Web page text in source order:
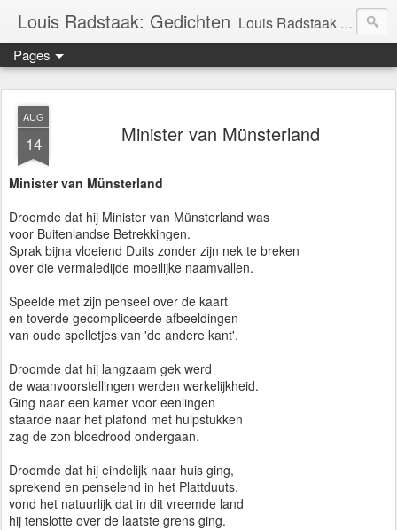
Louis Radstaak: Gedichten Louis Radstaak trad o.a. op bij: • Deventer Dichterscafé • Kopwit te Zutphen • 'Apollo' te Harderwijk • Bibliotheek Groningen • Prinsentuin te Groningen • Dat Bolwerck te Zutphen
Pages
AUG
14 Minister van Münsterland
Minister van Münsterland
Droomde dat hij Minister van Münsterland was
voor Buitenlandse Betrekkingen.
Sprak bijna vloeiend Duits zonder zijn nek te breken
over die vermaledijde moeilijke naamvallen.
Speelde met zijn penseel over de kaart
en toverde gecompliceerde afbeeldingen
van oude spelletjes van 'de andere kant'.
Droomde dat hij langzaam gek werd
de waanvoorstellingen werden werkelijkheid.
Ging naar een kamer voor eenlingen
staarde naar het plafond met hulpstukken
zag de zon bloedrood ondergaan.
Droomde dat hij eindelijk naar huis ging,
sprekend en penselend in het Plattduuts.
vond het natuurlijk dat in dit vreemde land
hij tenslotte over de laatste grens ging.